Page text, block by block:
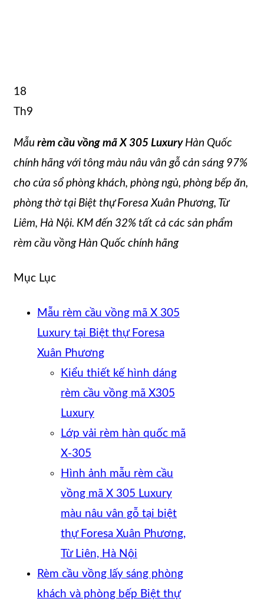
18
Th9
Mẫu rèm cầu vồng mã X 305 LuxuryHàn Quốc
chính hãng với tông màu nâu vân gỗ cản sáng 97%
cho cửa sổ phòng khách, phòng ngủ, phòng bếp ăn,
phòng thờ tại Biệt thự Foresa Xuân Phương, Từ
Liêm, Hà Nội. KM đến 32% tất cả các sản phẩm
rèm cầu vồng Hàn Quốc chính hãng
Mục Lục
Mẫu rèm cầu vồng mã X 305
Luxury tại Biệt thự Foresa
Xuân Phương
Kiểu thiết kế hình dáng
rèm cầu vồng mã X305
Luxury
Lớp vải rèm hàn quốc mã
X-305
Hình ảnh mẫu rèm cầu
vồng mã X 305 Luxury
màu nâu vân gỗ tại biệt
thự Foresa Xuân Phương,
Từ Liên, Hà Nội
Rèm cầu vồng lấy sáng phòng
khách và phòng bếp Biệt thự